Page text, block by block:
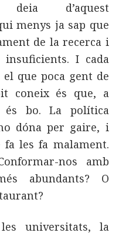
deia d’aquest
menys ja sap que
de la recerca i
I cada
que poca gent de
coneix és que, a
bo. La política
dóna per gaire, i
fa les fa malament.
nos amb
abundants? O
universitats, la